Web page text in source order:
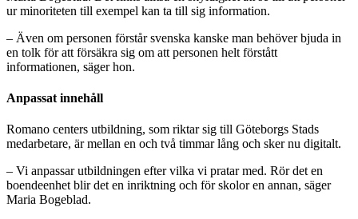
ur minoriteten till exempel kan ta till sig information.
– Även om personen förstår svenska kanske man behöver bjuda in
en tolk för att försäkra sig om att personen helt förstått
informationen, säger hon.
Anpassat innehåll
Romano centers utbildning, som riktar sig till Göteborgs Stads
medarbetare, är mellan en och två timmar lång och sker nu digitalt.
– Vi anpassar utbildningen efter vilka vi pratar med. Rör det en
boendeenhet blir det en inriktning och för skolor en annan, säger
Maria Bogeblad.